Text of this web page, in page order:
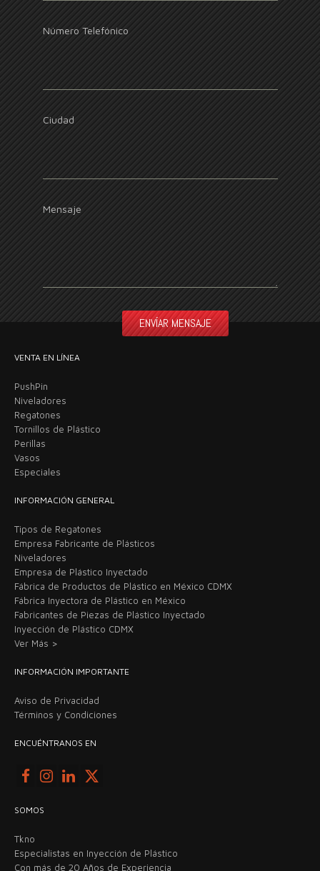
Número Telefónico
Ciudad
Mensaje
VENTA EN LÍNEA
PushPin
Niveladores
Regatones
Tornillos de Plástico
Perillas
Vasos
Especiales
INFORMACIÓN GENERAL
Tipos de Regatones
Empresa Fabricante de Plásticos
Niveladores
Empresa de Plástico Inyectado
Fábrica de Productos de Plástico en México CDMX
Fábrica Inyectora de Plástico en México
Fabricantes de Piezas de Plástico Inyectado
Inyección de Plástico CDMX
Ver Más >
INFORMACIÓN IMPORTANTE
Aviso de Privacidad
Términos y Condiciones
ENCUÉNTRANOS EN
SOMOS
Tkno
Especialistas en Inyección de Plástico
Con más de 20 Años de Experiencia